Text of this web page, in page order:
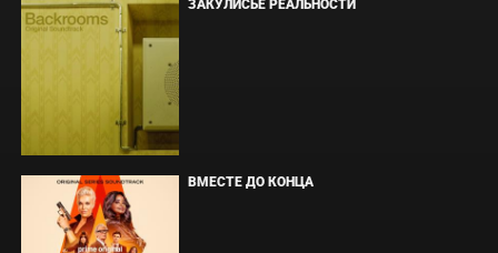
ЗАКУЛИСЬЕ РЕАЛЬНОСТИ
ВМЕСТЕ ДО КОНЦА